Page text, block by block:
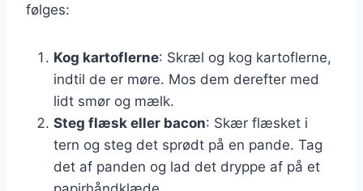
følges:
Kog kartoflerne: Skræl og kog kartoflerne,
indtil de er møre. Mos dem derefter med
lidt smør og mælk.
Steg flæsk eller bacon: Skær flæsket i
tern og steg det sprødt på en pande. Tag
det af panden og lad det dryppe af på et